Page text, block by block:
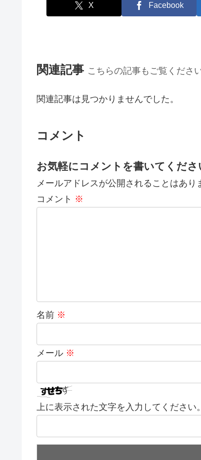
X Facebook
関連記事 こちらの記事もご覧くださ
関連記事は見つかりませんでした。
コメント
お気軽にコメントを書いてくださ
メールアドレスが公開されることはあり
コメント ※
名前 ※
メール ※
上に表示された文字を入力してください。